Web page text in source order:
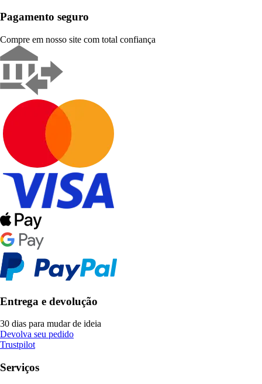
Pagamento seguro
Compre em nosso site com total confiança
Entrega e devolução
30 dias para mudar de ideia
Devolva seu pedido
Trustpilot
Serviços